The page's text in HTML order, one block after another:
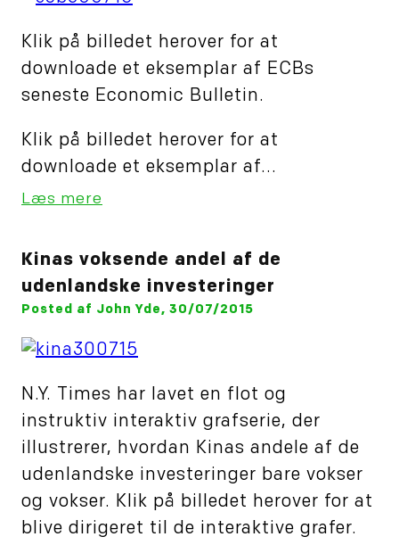
Klik på billedet herover for at
downloade et eksemplar af ECBs
seneste Economic Bulletin.
Klik på billedet herover for at
downloade et eksemplar af...
Læs mere
Kinas voksende andel af de
udenlandske investeringer
Posted af John Yde, 30/07/2015
N.Y. Times har lavet en flot og
instruktiv interaktiv grafserie, der
illustrerer, hvordan Kinas andele af de
udenlandske investeringer bare vokser
og vokser. Klik på billedet herover for at
blive dirigeret til de interaktive grafer.